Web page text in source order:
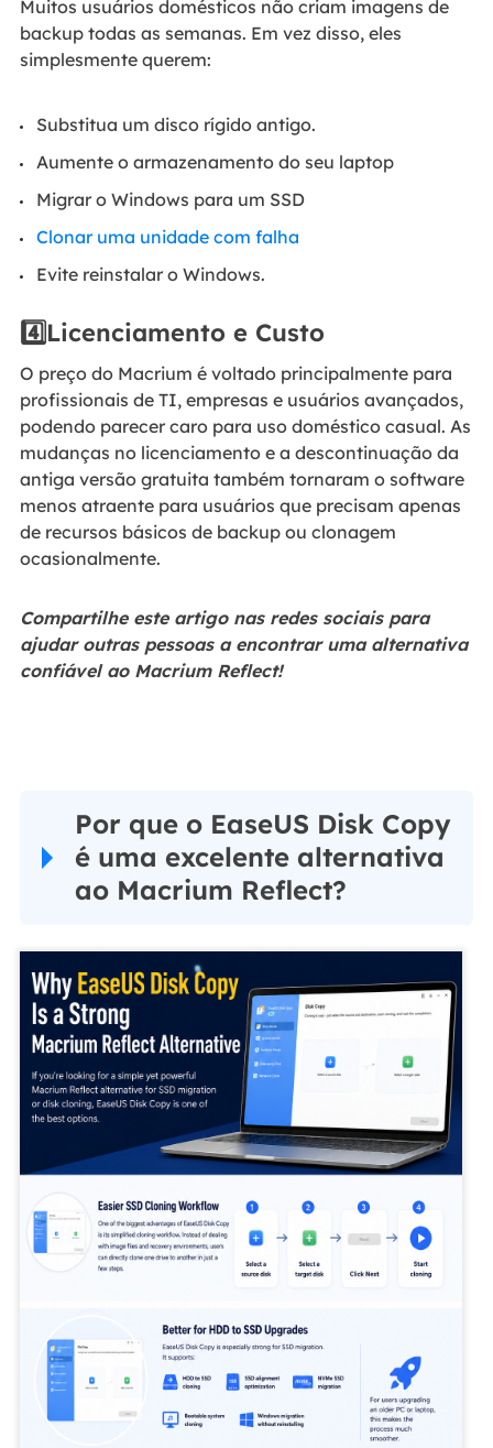
Muitos usuários domésticos não criam imagens de
backup todas as semanas. Em vez disso, eles
simplesmente querem:
Substitua um disco rígido antigo.
Aumente o armazenamento do seu laptop
Migrar o Windows para um SSD
Clonar uma unidade com falha
Evite reinstalar o Windows.
4️⃣Licenciamento e Custo
O preço do Macrium é voltado principalmente para
profissionais de TI, empresas e usuários avançados,
podendo parecer caro para uso doméstico casual. As
mudanças no licenciamento e a descontinuação da
antiga versão gratuita também tornaram o software
menos atraente para usuários que precisam apenas
de recursos básicos de backup ou clonagem
ocasionalmente.
Compartilhe este artigo nas redes sociais para
ajudar outras pessoas a encontrar uma alternativa
confiável ao Macrium Reflect!
Por que o EaseUS Disk Copy
é uma excelente alternativa
ao Macrium Reflect?